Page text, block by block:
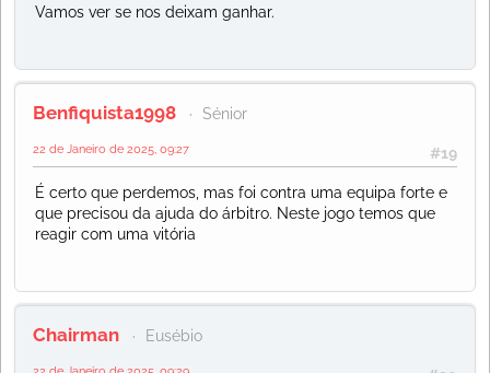
Vamos ver se nos deixam ganhar.
Benfiquista1998 Sénior
#19
22 de Janeiro de 2025, 09:27
É certo que perdemos, mas foi contra uma equipa forte e
que precisou da ajuda do árbitro. Neste jogo temos que
reagir com uma vitória
Chairman Eusébio